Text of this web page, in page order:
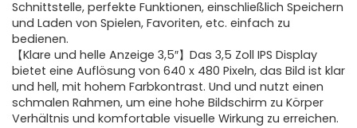
Schnittstelle, perfekte Funktionen, einschließlich Speichern
und Laden von Spielen, Favoriten, etc. einfach zu
bedienen.
【Klare und helle Anzeige 3,5″】Das 3,5 Zoll IPS Display
bietet eine Auflösung von 640 x 480 Pixeln, das Bild ist klar
und hell, mit hohem Farbkontrast. Und und nutzt einen
schmalen Rahmen, um eine hohe Bildschirm zu Körper
Verhältnis und komfortable visuelle Wirkung zu erreichen.